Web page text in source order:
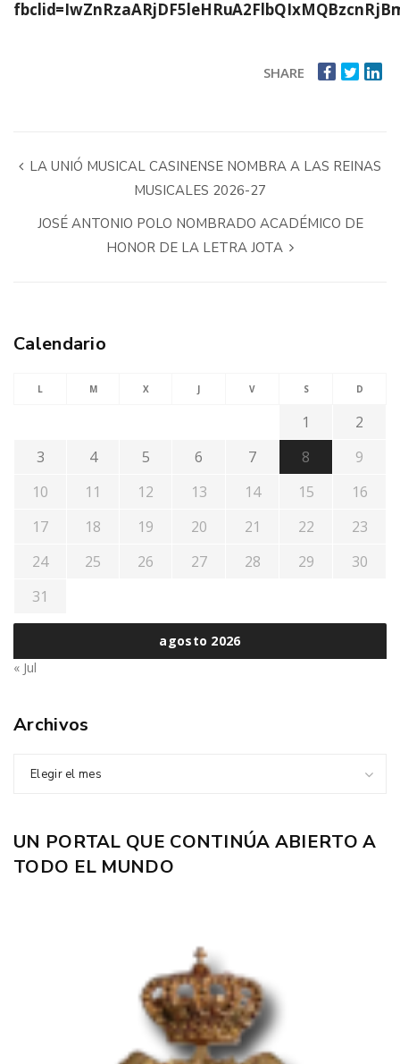
SHARE
LA UNIÓ MUSICAL CASINENSE NOMBRA A LAS REINAS
MUSICALES 2026-27
JOSÉ ANTONIO POLO NOMBRADO ACADÉMICO DE
HONOR DE LA LETRA JOTA
Calendario
agosto 2026
L M X J V S D
1
2
3
4 5 6 7 8
9
10
11 12 13 14 15
16
17
18 19 20 21 22
23
24
25 26 27 28 29
30
31
« Jul
Archivos
Elegir el mes
UN PORTAL QUE CONTINÚA ABIERTO A
TODO EL MUNDO